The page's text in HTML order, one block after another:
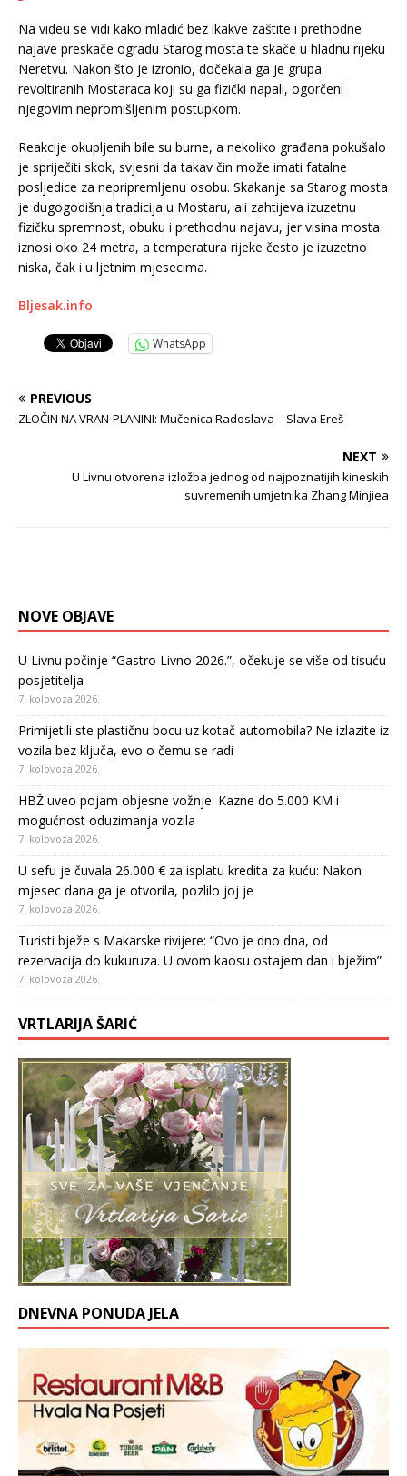
Na videu se vidi kako mladić bez ikakve zaštite i prethodne
najave preskače ogradu Starog mosta te skače u hladnu rijeku
Neretvu. Nakon što je izronio, dočekala ga je grupa
revoltiranih Mostaraca koji su ga fizički napali, ogorčeni
njegovim nepromišljenim postupkom.
Reakcije okupljenih bile su burne, a nekoliko građana pokušalo
je spriječiti skok, svjesni da takav čin može imati fatalne
posljedice za nepripremljenu osobu. Skakanje sa Starog mosta
je dugogodišnja tradicija u Mostaru, ali zahtijeva izuzetnu
fizičku spremnost, obuku i prethodnu najavu, jer visina mosta
iznosi oko 24 metra, a temperatura rijeke često je izuzetno
niska, čak i u ljetnim mjesecima.
Bljesak.info
WhatsApp
PREVIOUS
ZLOČIN NA VRAN-PLANINI: Mučenica Radoslava – Slava Ereš
NEXT
U Livnu otvorena izložba jednog od najpoznatijih kineskih
suvremenih umjetnika Zhang Minjiea
NOVE OBJAVE
U Livnu počinje “Gastro Livno 2026.”, očekuje se više od tisuću
posjetitelja
7. kolovoza 2026.
Primijetili ste plastičnu bocu uz kotač automobila? Ne izlazite iz
vozila bez ključa, evo o čemu se radi
7. kolovoza 2026.
HBŽ uveo pojam objesne vožnje: Kazne do 5.000 KM i
mogućnost oduzimanja vozila
7. kolovoza 2026.
U sefu je čuvala 26.000 € za isplatu kredita za kuću: Nakon
mjesec dana ga je otvorila, pozlilo joj je
7. kolovoza 2026.
Turisti bježe s Makarske rivijere: “Ovo je dno dna, od
rezervacija do kukuruza. U ovom kaosu ostajem dan i bježim”
7. kolovoza 2026.
VRTLARIJA ŠARIĆ
DNEVNA PONUDA JELA